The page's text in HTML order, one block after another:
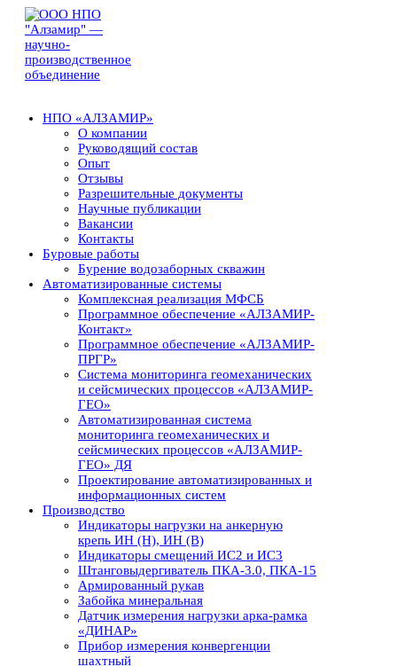
НПО «АЛЗАМИР»
О компании
Руководящий состав
Опыт
Отзывы
Разрешительные документы
Научные публикации
Вакансии
Контакты
Буровые работы
Бурение водозаборных скважин
Автоматизированные системы
Комплексная реализация МФСБ
Программное обеспечение «АЛЗАМИР-
Контакт»
Программное обеспечение «АЛЗАМИР-
ПРГР»
Система мониторинга геомеханических
и сейсмических процессов «АЛЗАМИР-
ГЕО»
Автоматизированная система
мониторинга геомеханических и
сейсмических процессов «АЛЗАМИР-
ГЕО» ДЯ
Проектирование автоматизированных и
информационных систем
Производство
Индикаторы нагрузки на анкерную
крепь ИН (Н), ИН (В)
Индикаторы смещений ИС2 и ИС3
Штанговыдергиватель ПКА-3.0, ПКА-15
Армированный рукав
Забойка минеральная
Датчик измерения нагрузки арка-рамка
«ДИНАР»
Прибор измерения конвергенции
шахтный